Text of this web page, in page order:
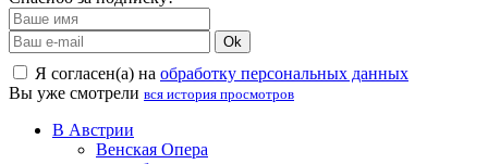
Ok
Я согласен(а) на обработку персональных данных
Вы уже смотрели вся история просмотров
В Австрии
Венская Опера